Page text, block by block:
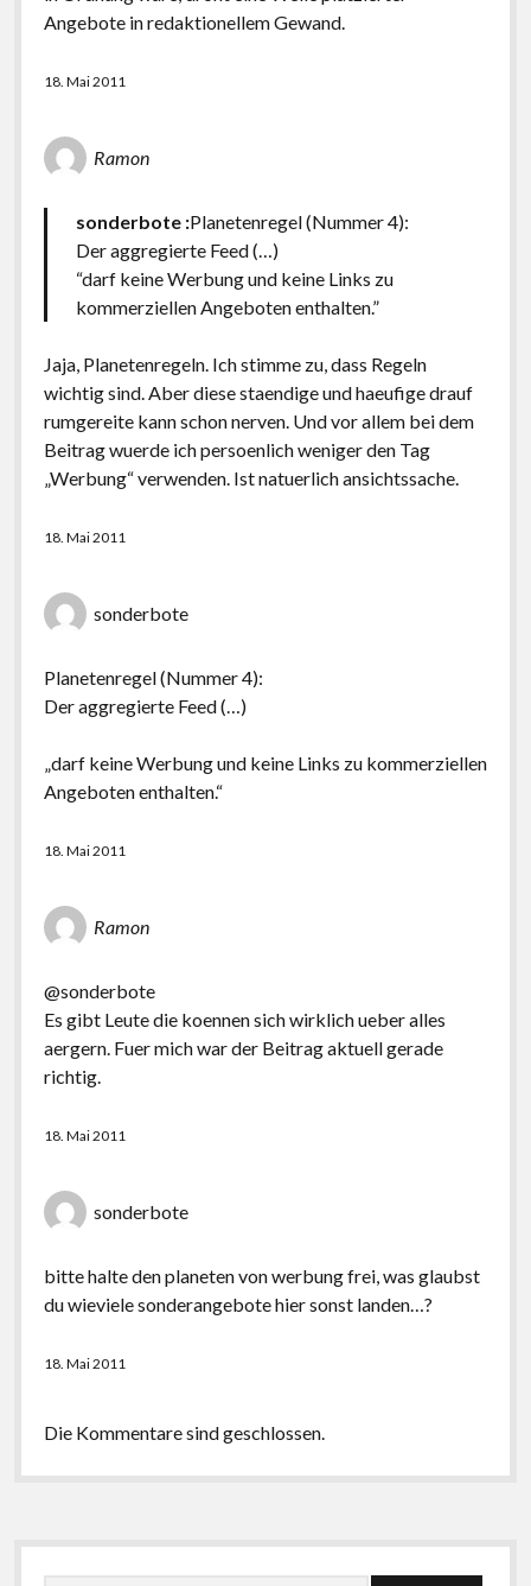
Angebote in redaktionellem Gewand.
18. Mai 2011
Ramon
sonderbote:Planetenregel (Nummer 4):
Der aggregierte Feed (…)
“darf keine Werbung und keine Links zu
kommerziellen Angeboten enthalten.”
Jaja, Planetenregeln. Ich stimme zu, dass Regeln
wichtig sind. Aber diese staendige und haeufige drauf
rumgereite kann schon nerven. Und vor allem bei dem
Beitrag wuerde ich persoenlich weniger den Tag
„Werbung“ verwenden. Ist natuerlich ansichtssache.
18. Mai 2011
sonderbote
Planetenregel (Nummer 4):
Der aggregierte Feed (…)
„darf keine Werbung und keine Links zu kommerziellen
Angeboten enthalten.“
18. Mai 2011
Ramon
@sonderbote
Es gibt Leute die koennen sich wirklich ueber alles
aergern. Fuer mich war der Beitrag aktuell gerade
richtig.
18. Mai 2011
sonderbote
bitte halte den planeten von werbung frei, was glaubst
du wieviele sonderangebote hier sonst landen…?
18. Mai 2011
Die Kommentare sind geschlossen.
Seitenleiste